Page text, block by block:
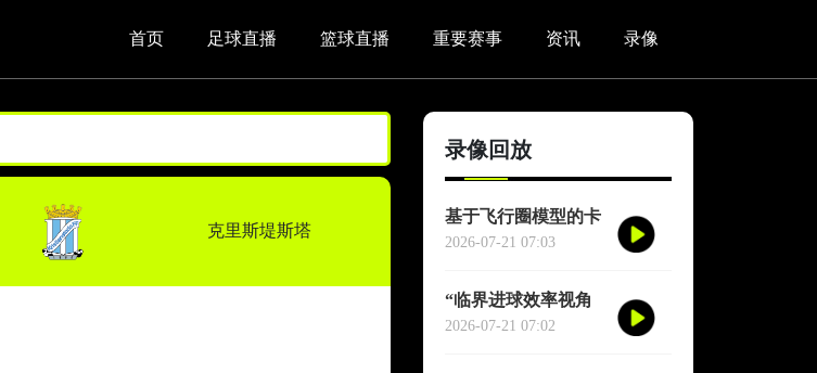
首页 足球直播 篮球直播 重要赛事 资讯 录像
克里斯堤斯塔
录像回放
基于飞行圈模型的卡
塔尔世界杯赛区驻地
研究
2026-07-21 07:03
“临界进球效率视角
下的2026世界杯季军
2026-07-21 07:02